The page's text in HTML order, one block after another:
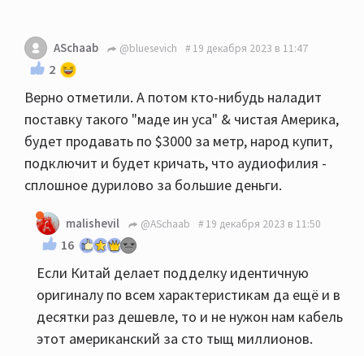
ASchaab @bluesevich 19 декабря 2023 в 11:47
2
Верно отметили. А потом кто-нибудь наладит
поставку такого "маде ин уса" & чистая Америка,
будет продавать по $3000 за метр, народ купит,
подключит и будет кричать, что аудиофилия -
сплошное дурилово за большие деньги.
malishevil @ASchaab 19 декабря 2023 в 11:50
16
Если Китай делает подделку идентичную
оригиналу по всем характеристикам да ещё и в
десятки раз дешевле, то и не нужон нам кабель
этот американский за сто тыщ миллионов.